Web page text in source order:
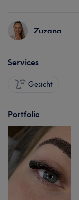
Zuzana
Services
Gesicht
Portfolio